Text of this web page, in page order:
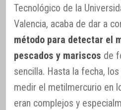
Tecnológico de la
Valencia, acaba de dar a
método para detectar el
pescados y mariscos de
sencilla. Hasta la fecha,
medir el metilmercurio en
eran complejos y